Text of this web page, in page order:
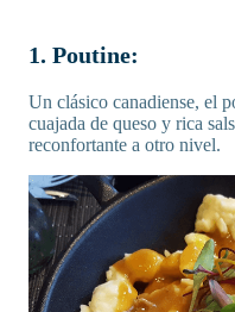
1. Poutine:
Un clásico canadiense, el
cuajada de queso y rica
reconfortante a otro nivel.